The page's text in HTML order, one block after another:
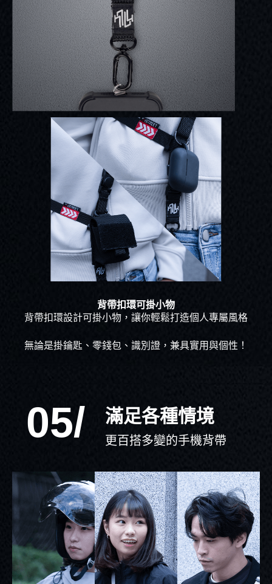
背帶扣環可掛小物
背帶扣環設計可掛小物，讓你輕鬆打造個人專屬風格
無論是掛鑰匙、零錢包、識別證，兼具實用與個性！
05/ 滿足各種情境
更百搭多變的手機背帶